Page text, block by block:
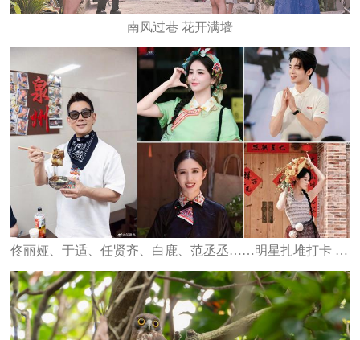
南风过巷 花开满墙
佟丽娅、于适、任贤齐、白鹿、范丞丞……明星扎堆打卡 泉州星光熠熠